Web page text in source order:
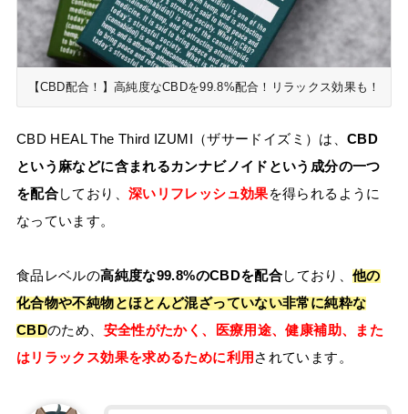
【CBD配合！】高純度なCBDを99.8%配合！リラックス効果も！
CBD HEAL The Third IZUMI（ザサードイズミ）は、CBD
という麻などに含まれるカンナビノイドという成分の一つ
を配合しており、 深いリフレッシュ効果を得られるように
なっています。
食品レベルの高純度な99.8%のCBDを配合しており、他の
化合物や不純物とほとんど混ざっていない非常に純粋な
CBDのため、 安全性がたかく、医療用途、健康補助、また
はリラックス効果を求めるために利用 されています。